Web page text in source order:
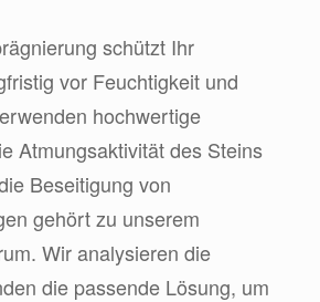
schützt Ihr
vor Feuchtigkeit und
hochwertige
Atmungsaktivität des Steins
Beseitigung von
gehört zu unserem
Wir analysieren die
die passende Lösung, um